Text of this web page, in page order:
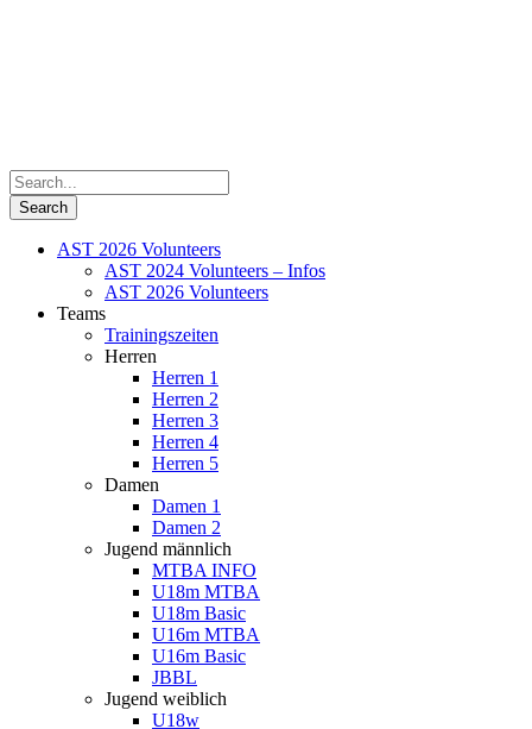
AST 2026 Volunteers
AST 2024 Volunteers – Infos
AST 2026 Volunteers
Teams
Trainingszeiten
Herren
Herren 1
Herren 2
Herren 3
Herren 4
Herren 5
Damen
Damen 1
Damen 2
Jugend männlich
MTBA INFO
U18m MTBA
U18m Basic
U16m MTBA
U16m Basic
JBBL
Jugend weiblich
U18w